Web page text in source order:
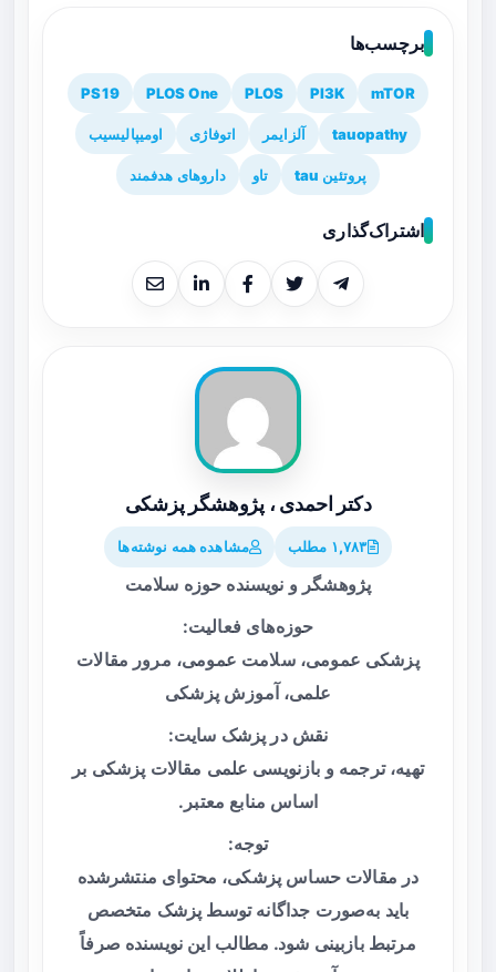
برچسب‌ها
mTOR
PI3K
PLOS
PLOS One
PS19
tauopathy آلزایمر اتوفاژی اومیپالیسیب
پروتئین tau تاو داروهای هدفمند
اشتراک‌گذاری
دکتر احمدی ، پژوهشگر پزشکی
۱,۷۸۳ مطلب مشاهده همه نوشته‌ها
پژوهشگر و نویسنده حوزه سلامت
حوزه‌های فعالیت:
پزشکی عمومی، سلامت عمومی، مرور مقالات
علمی، آموزش پزشکی
نقش در پزشک سایت:
تهیه، ترجمه و بازنویسی علمی مقالات پزشکی بر
اساس منابع معتبر.
توجه:
در مقالات حساس پزشکی، محتوای منتشرشده
باید به‌صورت جداگانه توسط پزشک متخصص
مرتبط بازبینی شود. مطالب این نویسنده صرفاً